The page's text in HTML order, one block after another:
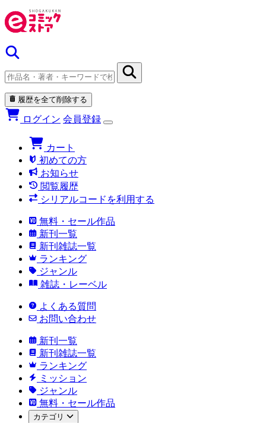
履歴を全て削除する
ログイン 会員登録
カート
初めての方
お知らせ
閲覧履歴
シリアルコードを利用する
無料・セール作品
新刊一覧
新刊雑誌一覧
ランキング
ジャンル
雑誌・レーベル
よくある質問
お問い合わせ
新刊一覧
新刊雑誌一覧
ランキング
ミッション
ジャンル
無料・セール作品
カテゴリ